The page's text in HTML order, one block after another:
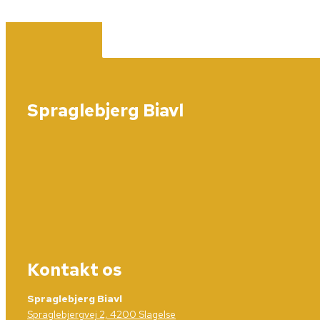
Spraglebjerg Biavl
Kontakt os
Spraglebjerg Biavl
Spraglebjergvej 2, 4200 Slagelse